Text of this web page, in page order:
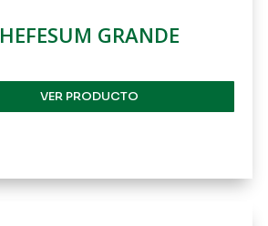
HEFESUM GRANDE
VER PRODUCTO